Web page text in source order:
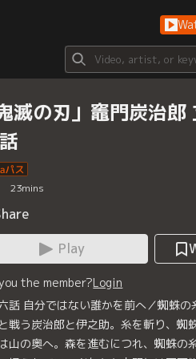
滅の刃」竈門炭治郎
23mins
Play
the member?Login
話 自分ではない誰かを前へ／蜘蛛の
戦う炭治郎と伊之助。糸を斬り、蜘
山の奥へ。森を進むにつれ、蜘蛛の